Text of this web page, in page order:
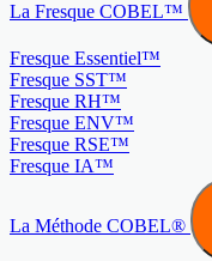
La Fresque COBEL™
Fresque Essentiel™
Fresque SST™
Fresque RH™
Fresque ENV™
Fresque RSE™
Fresque IA™
La Méthode COBEL®